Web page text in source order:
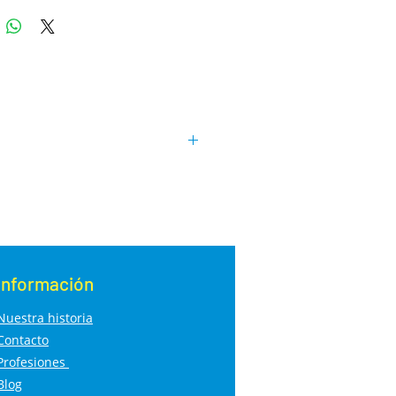
similares
historia